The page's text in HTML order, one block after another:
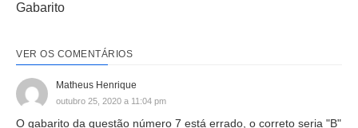
Gabarito
VER OS COMENTÁRIOS
Matheus Henrique
outubro 25, 2020 a 11:04 pm
O gabarito da questão número 7 está errado, o correto seria "B"